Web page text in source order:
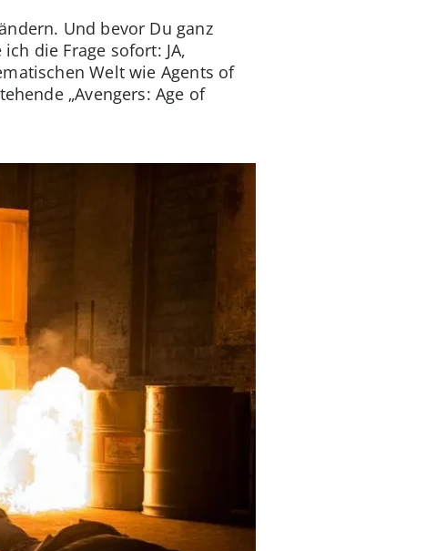
Und bevor Du ganz
die Frage sofort: JA,
Welt wie Agents of
„Avengers: Age of